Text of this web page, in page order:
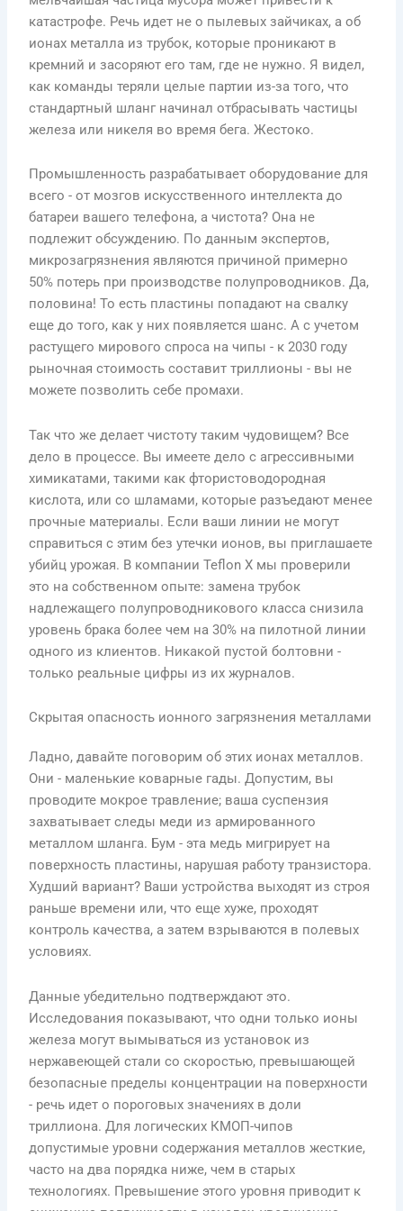
катастрофе. Речь идет не о пылевых зайчиках, а об
ионах металла из трубок, которые проникают в
кремний и засоряют его там, где не нужно. Я видел,
как команды теряли целые партии из-за того, что
стандартный шланг начинал отбрасывать частицы
железа или никеля во время бега. Жестоко.
Промышленность разрабатывает оборудование для
всего - от мозгов искусственного интеллекта до
батареи вашего телефона, а чистота? Она не
подлежит обсуждению. По данным экспертов,
микрозагрязнения являются причиной примерно
50% потерь при производстве полупроводников. Да,
половина! То есть пластины попадают на свалку
еще до того, как у них появляется шанс. А с учетом
растущего мирового спроса на чипы - к 2030 году
рыночная стоимость составит триллионы - вы не
можете позволить себе промахи.
Так что же делает чистоту таким чудовищем? Все
дело в процессе. Вы имеете дело с агрессивными
химикатами, такими как фтористоводородная
кислота, или со шламами, которые разъедают менее
прочные материалы. Если ваши линии не могут
справиться с этим без утечки ионов, вы приглашаете
убийц урожая. В компании Teflon X мы проверили
это на собственном опыте: замена трубок
надлежащего полупроводникового класса снизила
уровень брака более чем на 30% на пилотной линии
одного из клиентов. Никакой пустой болтовни -
только реальные цифры из их журналов.
Скрытая опасность ионного загрязнения металлами
Ладно, давайте поговорим об этих ионах металлов.
Они - маленькие коварные гады. Допустим, вы
проводите мокрое травление; ваша суспензия
захватывает следы меди из армированного
металлом шланга. Бум - эта медь мигрирует на
поверхность пластины, нарушая работу транзистора.
Худший вариант? Ваши устройства выходят из строя
раньше времени или, что еще хуже, проходят
контроль качества, а затем взрываются в полевых
условиях.
Данные убедительно подтверждают это.
Исследования показывают, что одни только ионы
железа могут вымываться из установок из
нержавеющей стали со скоростью, превышающей
безопасные пределы концентрации на поверхности
- речь идет о пороговых значениях в доли
триллиона. Для логических КМОП-чипов
допустимые уровни содержания металлов жесткие,
часто на два порядка ниже, чем в старых
технологиях. Превышение этого уровня приводит к